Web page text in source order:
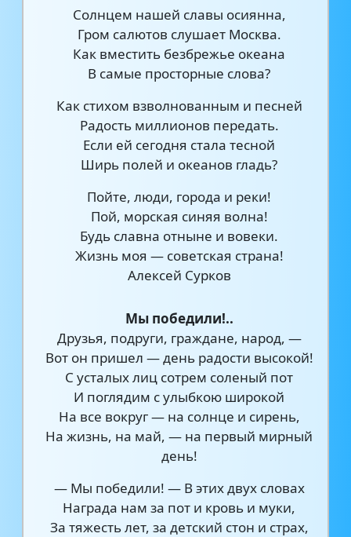
Солнцем нашей славы осиянна,
Гром салютов слушает Москва.
Как вместить безбрежье океана
В самые просторные слова?
Как стихом взволнованным и песней
Радость миллионов передать.
Если ей сегодня стала тесной
Ширь полей и океанов гладь?
Пойте, люди, города и реки!
Пой, морская синяя волна!
Будь славна отныне и вовеки.
Жизнь моя — советская страна!
Алексей Сурков
Мы победили!..
Друзья, подруги, граждане, народ, —
Вот он пришел — день радости высокой!
С усталых лиц сотрем соленый пот
И поглядим с улыбкою широкой
На все вокруг — на солнце и сирень,
На жизнь, на май, — на первый мирный
день!
— Мы победили! — В этих двух словах
Награда нам за пот и кровь и муки,
За тяжесть лет, за детский стон и страх,